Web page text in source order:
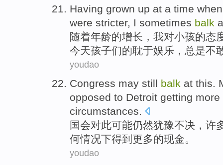
Having grown up at a time
were stricter, I sometimes balk
随着年龄的增长 ， 我对小孩的态
今天孩子们的耽于娱乐，总是不
youdao
Congress may still balk at this.
opposed to Detroit getting more
circumstances.
国会对此可能仍然犹豫不决 ， 许
何情况下得到 更多的现金。
youdao